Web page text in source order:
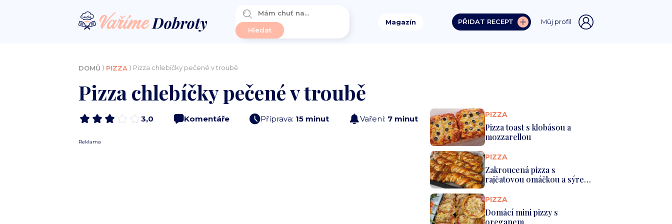
Magazín PŘIDAT RECEPT Můj profil
DOMŮ ⟩ PIZZA ⟩ Pizza chlebíčky pečené v troubě
Pizza chlebíčky pečené v troubě
3,0 Komentáře Příprava: 15 minut Vaření: 7 minut
Reklama
PIZZA
Pizza toast s klobásou a
mozzarellou
PIZZA
Zakroucená pizza s
rajčatovou omáčkou a sýrem
pečená v ...
PIZZA
Domácí mini pizzy s
oreganem